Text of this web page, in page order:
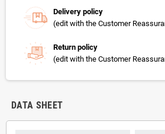
Delivery policy
(edit with the Customer
Return policy
(edit with the Customer
DATA SHEET